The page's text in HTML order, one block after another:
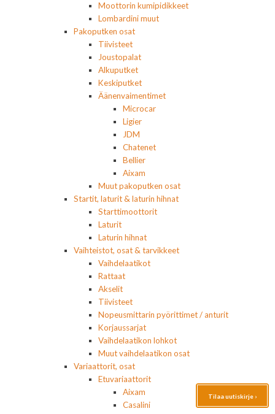
Moottorin kumipidikkeet
Lombardini muut
Pakoputken osat
Tiivisteet
Joustopalat
Alkuputket
Keskiputket
Äänenvaimentimet
Microcar
Ligier
JDM
Chatenet
Bellier
Aixam
Muut pakoputken osat
Startit, laturit & laturin hihnat
Starttimoottorit
Laturit
Laturin hihnat
Vaihteistot, osat & tarvikkeet
Vaihdelaatikot
Rattaat
Akselit
Tiivisteet
Nopeusmittarin pyörittimet / anturit
Korjaussarjat
Vaihdelaatikon lohkot
Muut vaihdelaatikon osat
Variaattorit, osat
Etuvariaattorit
Aixam
Casalini
Tilaa uutiskirje ›